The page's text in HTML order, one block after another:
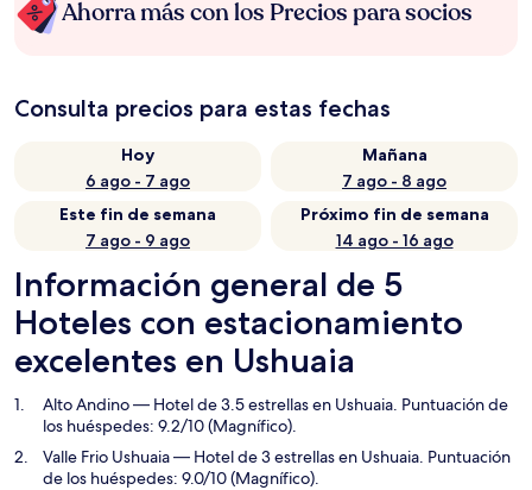
Ahorra más con los Precios para socios
Consulta precios para estas fechas
Hoy
6 ago - 7 ago
Mañana
7 ago - 8 ago
Este fin de semana
7 ago - 9 ago
Próximo fin de semana
14 ago - 16 ago
Información general de 5
Hoteles con estacionamiento
excelentes en Ushuaia
Alto Andino— Hotel de 3.5 estrellas en Ushuaia. Puntuación de
los huéspedes: 9.2/10 (Magnífico).
Valle Frio Ushuaia— Hotel de 3 estrellas en Ushuaia. Puntuación
de los huéspedes: 9.0/10 (Magnífico).